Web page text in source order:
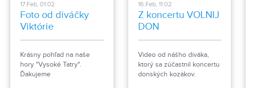
17.Feb, 01:02
Foto od diváčky
Viktórie
Krásny pohľad na naše
hory "Vysoké Tatry".
Ďakujeme
16.Feb, 11:02
Z koncertu VOLNIJ
DON
Video od nášho diváka,
ktorý sa zúčastnil koncertu
donských kozákov.